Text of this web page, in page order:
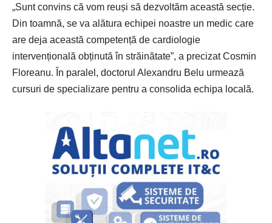
„Sunt convins că vom reuși să dezvoltăm această secție.
Din toamnă, se va alătura echipei noastre un medic care
are deja această competență de cardiologie
intervențională obținută în străinătate”, a precizat Cosmin
Floreanu. În paralel, doctorul Alexandru Belu urmează
cursuri de specializare pentru a consolida echipa locală.